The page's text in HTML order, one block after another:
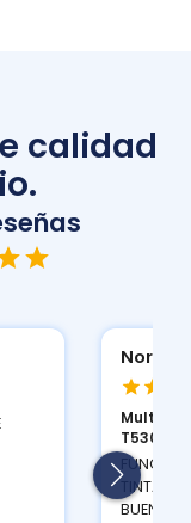
calidad
T530D...
TINTAS
BUEN